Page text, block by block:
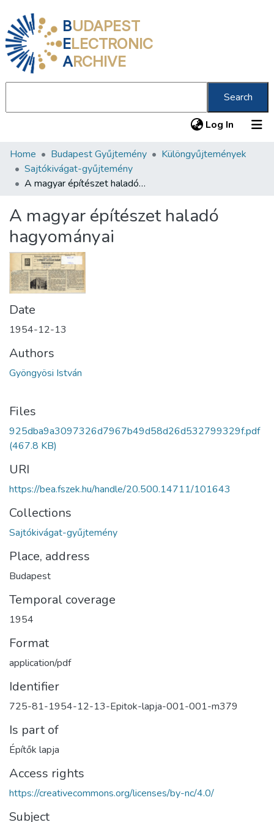
BUDAPEST
ELECTRONIC
ARCHIVE
Search
Log In (current)
Communities & Collections
All of DSpace
About us
Home Budapest Gyűjtemény
Különgyűjtemények
Sajtókivágat-gyűjtemény
A magyar építészet haladó hagyományai
A magyar építészet haladó
hagyományai
Date
1954-12-13
Authors
Gyöngyösi István
Files
925dba9a3097326d7967b49d58d26d532799329f.pdf
(467.8 KB)
URI
https://bea.fszek.hu/handle/20.500.14711/101643
Collections
Sajtókivágat-gyűjtemény
Place, address
Budapest
Temporal coverage
1954
Format
application/pdf
Identifier
725-81-1954-12-13-Epitok-lapja-001-001-m379
Is part of
Építők lapja
Access rights
https://creativecommons.org/licenses/by-nc/4.0/
Subject